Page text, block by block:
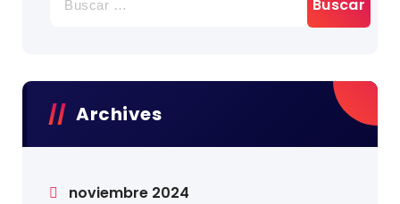
Archives
noviembre 2024